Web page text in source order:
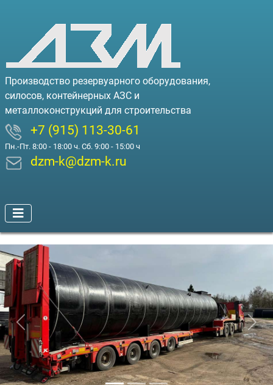
Производство резервуарного оборудования,
силосов, контейнерных АЗС и
металлоконструкций для строительства
+7 (915) 113-30-61
Пн.-Пт. 8:00 - 18:00 ч. Сб. 9:00 - 15:00 ч
dzm-k@dzm-k.ru
Предыдущий